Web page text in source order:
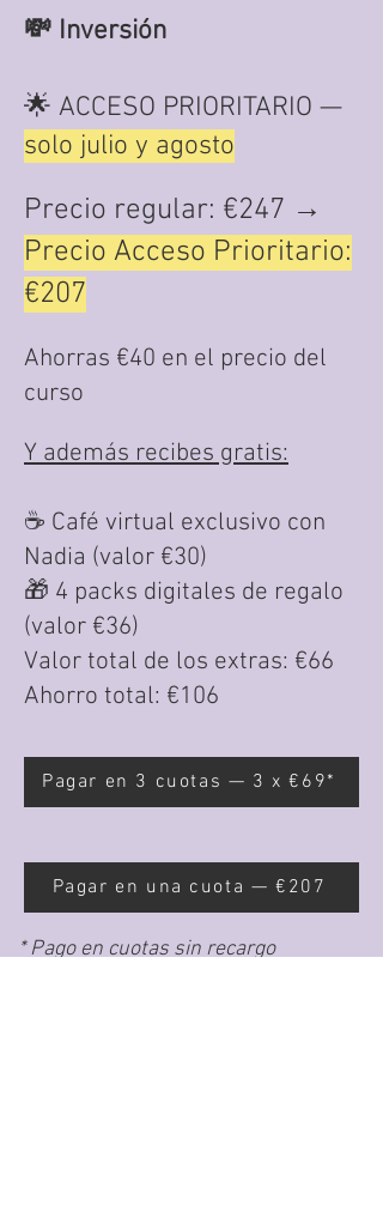
💸 Inversión
🌟 ACCESO PRIORITARIO —
solo julio y agosto
Precio regular: €247 →
Precio Acceso Prioritario:
€207
Ahorras €40 en el precio del
curso
Y además recibes gratis:
☕ Café virtual exclusivo con
Nadia (valor €30)
🎁 4 packs digitales de regalo
(valor €36)
Valor total de los extras: €66
Ahorro total: €106
Pagar en 3 cuotas — 3 x €69*
Pagar en una cuota — €207
* Pago en cuotas sin recargo